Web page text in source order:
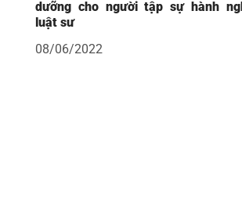
dưỡng cho người tập sự hành
luật sư
08/06/2022